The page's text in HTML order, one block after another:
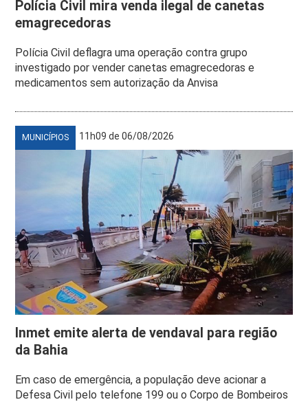
Polícia Civil mira venda ilegal de canetas
emagrecedoras
Polícia Civil deflagra uma operação contra grupo
investigado por vender canetas emagrecedoras e
medicamentos sem autorização da Anvisa
MUNICÍPIOS 11h09 de 06/08/2026
Inmet emite alerta de vendaval para região
da Bahia
Em caso de emergência, a população deve acionar a
Defesa Civil pelo telefone 199 ou o Corpo de Bombeiros